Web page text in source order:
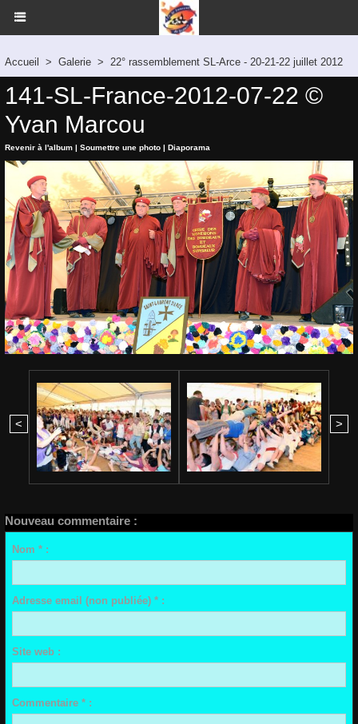
Accueil > Galerie > 22° rassemblement SL-Arce - 20-21-22 juillet 2012
141-SL-France-2012-07-22 ©
Yvan Marcou
Revenir à l'album | Soumettre une photo | Diaporama
< >
Nouveau commentaire :
Nom * :
Adresse email (non publiée) * :
Site web :
Commentaire * :